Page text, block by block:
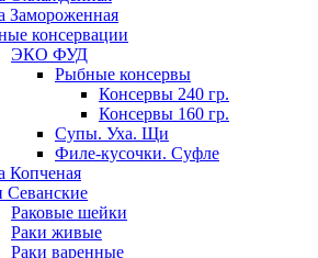
Замороженная
консервации
ЭКО ФУД
Рыбные консервы
Консервы 240 гр.
Консервы 160 гр.
Супы. Уха. Щи
Филе-кусочки. Суфле
Копченая
Севанские
Раковые шейки
Раки живые
Раки варенные